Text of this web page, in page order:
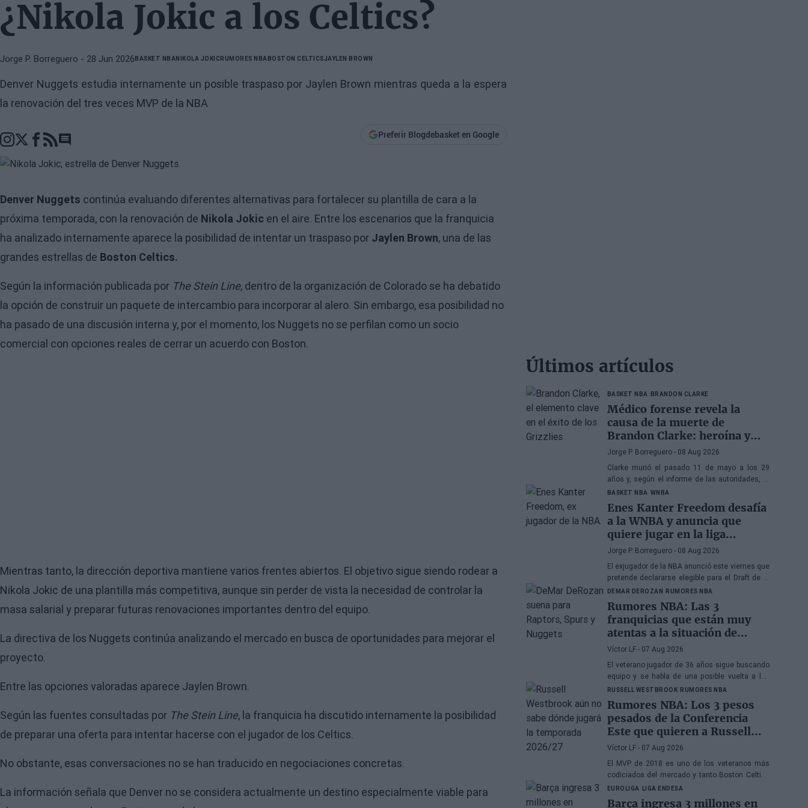
¿Nikola Jokic a los Celtics?
Jorge P. Borreguero - 28 Jun 2026BASKET NBANIKOLA JOKICRUMORES NBABOSTON CELTICSJAYLEN BROWN
Denver Nuggets estudia internamente un posible traspaso por Jaylen Brown mientras queda a la espera
la renovación del tres veces MVP de la NBA
Go to comments section
Preferir Blogdebasket en Google
Denver Nuggets continúa evaluando diferentes alternativas para fortalecer su plantilla de cara a la
próxima temporada, con la renovación de Nikola Jokic en el aire. Entre los escenarios que la franquicia
ha analizado internamente aparece la posibilidad de intentar un traspaso por Jaylen Brown, una de las
grandes estrellas de Boston Celtics.
Según la información publicada por The Stein Line, dentro de la organización de Colorado se ha debatido
la opción de construir un paquete de intercambio para incorporar al alero. Sin embargo, esa posibilidad no
ha pasado de una discusión interna y, por el momento, los Nuggets no se perfilan como un socio
comercial con opciones reales de cerrar un acuerdo con Boston.
Mientras tanto, la dirección deportiva mantiene varios frentes abiertos. El objetivo sigue siendo rodear a
Nikola Jokic de una plantilla más competitiva, aunque sin perder de vista la necesidad de controlar la
masa salarial y preparar futuras renovaciones importantes dentro del equipo.
La directiva de los Nuggets continúa analizando el mercado en busca de oportunidades para mejorar el
proyecto.
Entre las opciones valoradas aparece Jaylen Brown.
Según las fuentes consultadas por The Stein Line, la franquicia ha discutido internamente la posibilidad
de preparar una oferta para intentar hacerse con el jugador de los Celtics.
No obstante, esas conversaciones no se han traducido en negociaciones concretas.
La información señala que Denver no se considera actualmente un destino especialmente viable para
Últimos artículos
BASKET NBA BRANDON CLARKE
Médico forense revela la
causa de la muerte de
Brandon Clarke: heroína y
cocaína
Jorge P. Borreguero- 08 Aug 2026
Clarke murió el pasado 11 de mayo a los 29
años y, según el informe de las autoridades, la
causa de la muerte fueron los efectos de la
heroína y la cocaína
BASKET NBA WNBA
Enes Kanter Freedom desafía
a la WNBA y anuncia que
quiere jugar en la liga
femenina
Jorge P. Borreguero- 08 Aug 2026
El exjugador de la NBA anunció este viernes que
pretende declararse elegible para el Draft de la
WNBA de 2027
DEMAR DEROZAN RUMORES NBA
Rumores NBA: Las 3
franquicias que están muy
atentas a la situación de
DeMar DeRozan
Víctor LF- 07 Aug 2026
El veterano jugador de 36 años sigue buscando
equipo y se habla de una posible vuelta a los
Toronto Raptors o San Antonio Spurs, mientras
Denver Nuggets también forma parte de la
ecuación
RUSSELL WESTBROOK RUMORES NBA
Rumores NBA: Los 3 pesos
pesados de la Conferencia
Este que quieren a Russell
Westbrook
Víctor LF- 07 Aug 2026
El MVP de 2018 es uno de los veteranos más
codiciados del mercado y tanto Boston Celtics
como Cleveland Cavaliers y Detroit Pistons
estarían interesados en hacerse con sus
EUROLIGA LIGA ENDESA
Barça ingresa 3 millones en